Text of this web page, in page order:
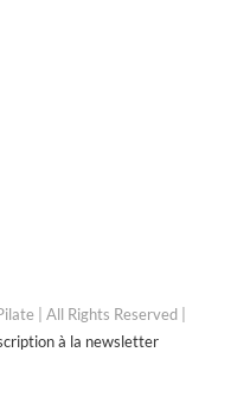
| All Rights Reserved |
à la newsletter